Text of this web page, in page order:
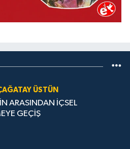
ÜSTÜN
ARASINDAN İÇSEL
GEÇİŞ